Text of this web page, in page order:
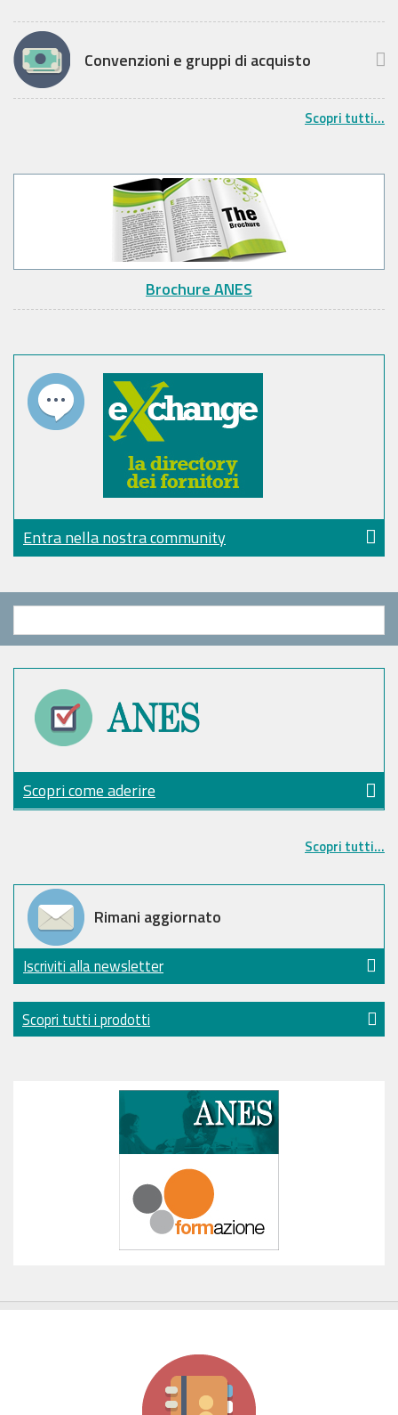
Convenzioni e gruppi di acquisto
Scopri tutti...
Brochure ANES
Entra nella nostra community
Scopri come aderire
Scopri tutti...
Rimani aggiornato
Iscriviti alla newsletter
Scopri tutti i prodotti